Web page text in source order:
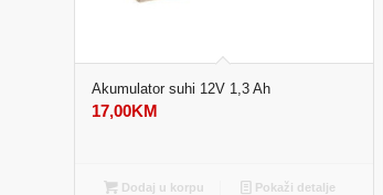
Akumulator suhi 12V 1,3 Ah
17,00KM
Dodaj u korpu Pokaži detalje